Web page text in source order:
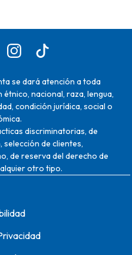
se dará atención a toda
nacional, raza, lengua,
condición jurídica, social o
discriminatorias, de
de clientes,
de reserva del derecho de
otro tipo.